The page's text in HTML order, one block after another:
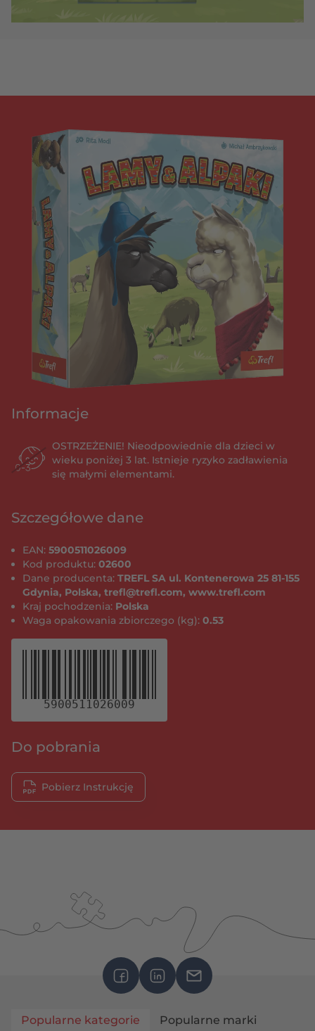
Informacje
OSTRZEŻENIE! Nieodpowiednie dla dzieci w
wieku poniżej 3 lat. Istnieje ryzyko zadławienia
się małymi elementami.
Szczegółowe dane
EAN: 5900511026009
Kod produktu: 02600
Dane producenta: TREFL SA ul. Kontenerowa 25 81-155
Gdynia, Polska, trefl@trefl.com, www.trefl.com
Kraj pochodzenia: Polska
Waga opakowania zbiorczego (kg): 0.53
5900511026009
Do pobrania
Pobierz Instrukcję
Popularne kategorie Popularne marki